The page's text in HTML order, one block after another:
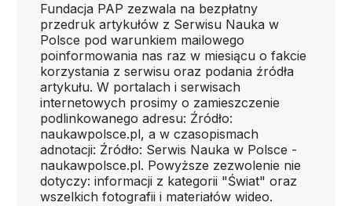
Fundacja PAP zezwala na bezpłatny
przedruk artykułów z Serwisu Nauka w
Polsce pod warunkiem mailowego
poinformowania nas raz w miesiącu o fakcie
korzystania z serwisu oraz podania źródła
artykułu. W portalach i serwisach
internetowych prosimy o zamieszczenie
podlinkowanego adresu: Źródło:
naukawpolsce.pl, a w czasopismach
adnotacji: Źródło: Serwis Nauka w Polsce -
naukawpolsce.pl. Powyższe zezwolenie nie
dotyczy: informacji z kategorii "Świat" oraz
wszelkich fotografii i materiałów wideo.